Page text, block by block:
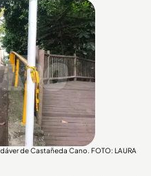
de Castañeda Cano. FOTO: LAURA